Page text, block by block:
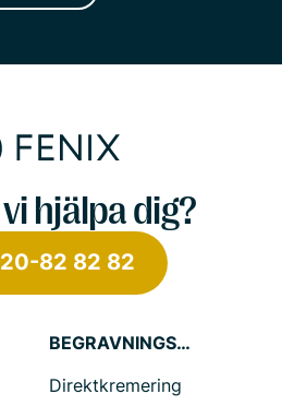
hjälpa dig?
82 82 82
BEGRAVNINGSTJÄNSTER
Direktkremering